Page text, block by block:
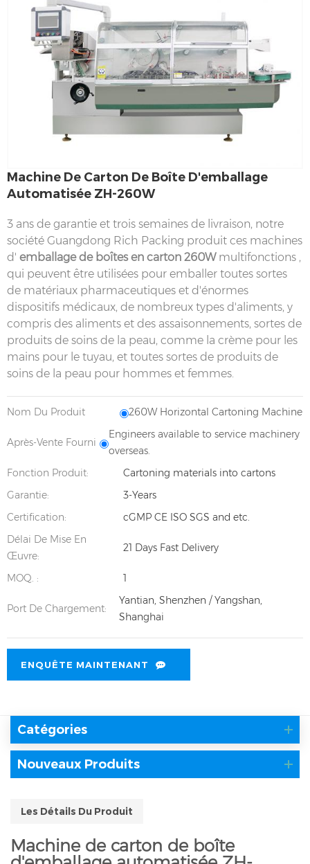
Machine De Carton De Boîte D'emballage
Automatisée ZH-260W
3 ans de garantie et trois semaines de livraison, notre
société Guangdong Rich Packing produit ces machines
d' emballage de boîtes en carton 260W multifonctions ,
qui peuvent être utilisées pour emballer toutes sortes
de matériaux pharmaceutiques et d'énormes
dispositifs médicaux, de nombreux types d'aliments, y
compris des aliments et des assaisonnements, sortes de
produits de soins de la peau, comme la crème pour les
mains pour le tuyau, et toutes sortes de produits de
soins de la peau pour hommes et femmes.
Nom Du Produit 260W Horizontal Cartoning Machine
Après-Vente Fourni
Engineers available to service machinery
overseas.
Fonction Produit:
Cartoning materials into cartons
Garantie:
3-Years
Certification:
cGMP CE ISO SGS and etc.
Délai De Mise En
Œuvre:
21 Days Fast Delivery
MOQ. : 1
Port De Chargement:
Yantian, Shenzhen / Yangshan,
Shanghai
ENQUÊTE MAINTENANT
Catégories
Nouveaux Produits
Les Détails Du Produit
Machine de carton de boîte